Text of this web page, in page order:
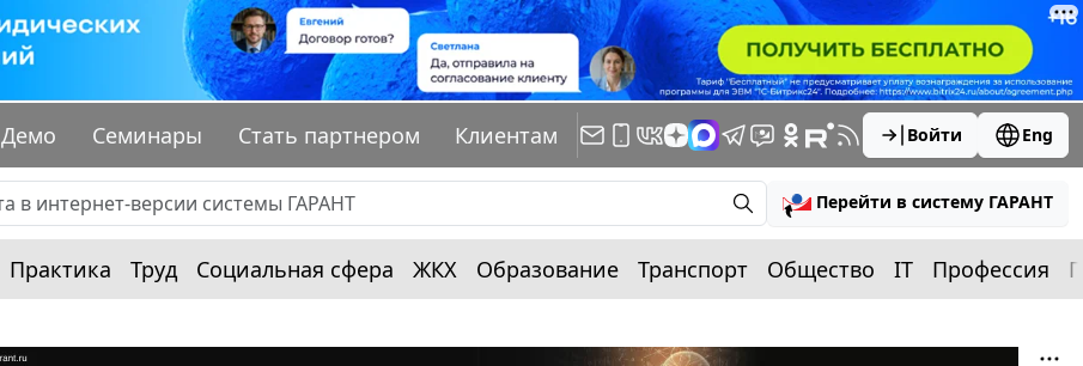
Демо Семинары Стать партнером Клиентам Войти Eng
Перейти в систему ГАРАНТ
Практика Труд Социальная сфера ЖКХ Образование Транспорт Общество IT Профессия